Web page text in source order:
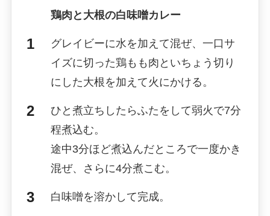
鶏肉と大根の白味噌カレー
グレイビーに水を加えて混ぜ、一口サ
イズに切った鶏もも肉といちょう切り
にした大根を加えて火にかける。
ひと煮立ちしたらふたをして弱火で7分
程煮込む。
途中3分ほど煮込んだところで一度かき
混ぜ、さらに4分煮こむ。
白味噌を溶かして完成。